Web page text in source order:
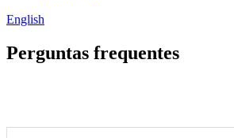
English
Perguntas frequentes